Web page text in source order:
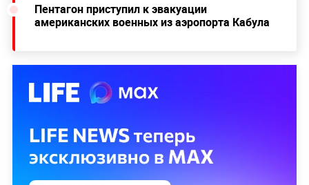
Пентагон приступил к эвакуации
американских военных из аэропорта Кабула